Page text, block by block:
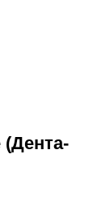
(Дента-